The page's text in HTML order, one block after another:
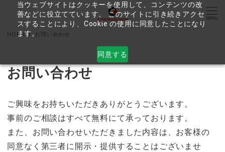
当ウェブサイトはクッキーを使用して、コンテンツの改
善などに役立てています。 このサイトに引き続きアクセ
スすることにより、Cookie の使用に同意したことになり
ます。
同意する
MENU
HOME お問い合わせ
お問い合わせ
ご興味をお持ちいただきありがとうございます。
事前のご相談はすべて無料にて承っております。
また、お問い合わせいただきました内容は、お客様の
同意なく第三者に開示・提供することはございませ